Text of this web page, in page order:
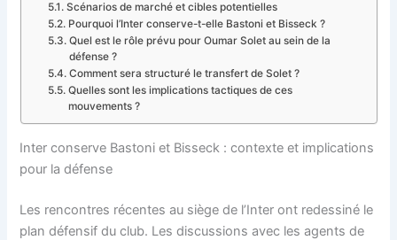
Scénarios de marché et cibles potentielles
Pourquoi l’Inter conserve-t-elle Bastoni et Bisseck ?
Quel est le rôle prévu pour Oumar Solet au sein de la
défense ?
Comment sera structuré le transfert de Solet ?
Quelles sont les implications tactiques de ces
mouvements ?
Inter conserve Bastoni et Bisseck : contexte et implications
pour la défense
Les rencontres récentes au siège de l’Inter ont redessiné le
plan défensif du club. Les discussions avec les agents de